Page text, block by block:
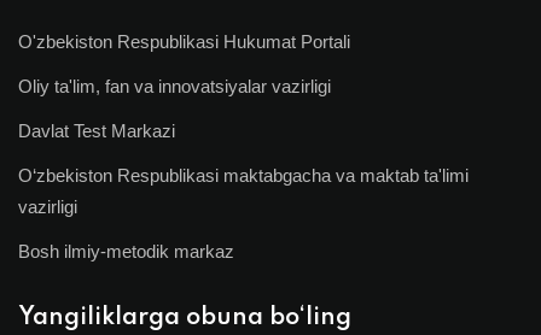
O'zbekiston Respublikasi Hukumat Portali
Oliy ta'lim, fan va innovatsiyalar vazirligi
Davlat Test Markazi
O‘zbekiston Respublikasi maktabgacha va maktab ta'limi
vazirligi
Bosh ilmiy-metodik markaz
Yangiliklarga obuna bo‘ling